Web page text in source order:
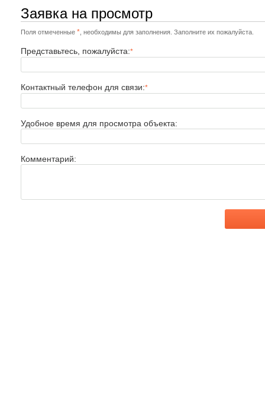
Заявка на просмотр
Поля отмеченные * , необходимы для заполнения. Заполните их пожалуйста.
Представьтесь, пожалуйста:*
Контактный телефон для связи:*
Удобное время для просмотра объекта:
Комментарий: